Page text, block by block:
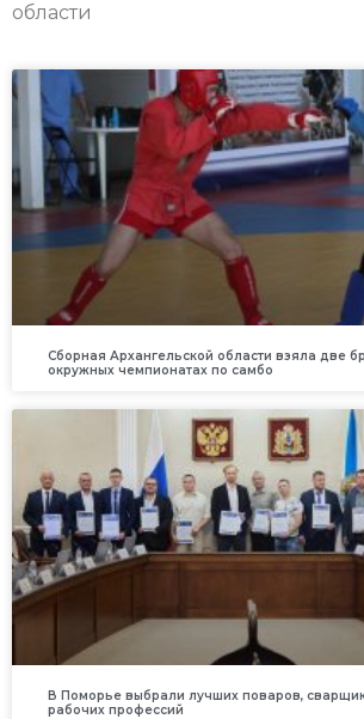
области
Сборная Архангельской области взяла две
окружных чемпионатах по самбо
В Поморье выбрали лучших поваров,
рабочих профессий